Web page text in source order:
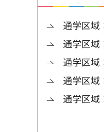
通学区域
通学区域
通学区域
通学区域
通学区域